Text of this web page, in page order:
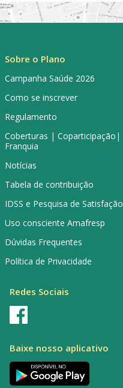
Sobre o Plano
Campanha Saúde 2026
Como se inscrever
Regulamento
Coberturas | Coparticipação|
Franquia
Notícias
Tabela de contribuição
IDSS e Pesquisa de Satisfação
Uso consciente Amafresp
Dúvidas Frequentes
Política de Privacidade
Redes Sociais
Baixe nosso aplicativo